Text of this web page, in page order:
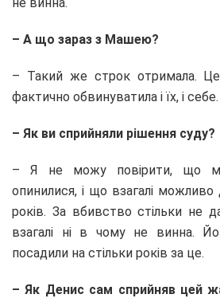
– А що зараз з Машею?
– Такий же строк отримала. Це
фактично обвинуватила і їх, і себе.
– Як ви сприйняли рішення суду?
– Я не можу повірити, що ми
опинилися, і що взагалі можливо
років. За вбивство стільки не
взагалі ні в чому не винна.
посадили на стільки років за це.
– Як Денис сам сприйняв цей